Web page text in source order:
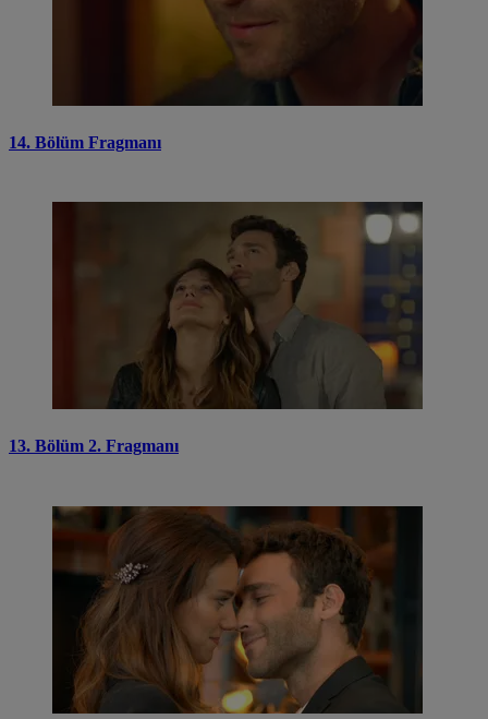
14. Bölüm Fragmanı
13. Bölüm 2. Fragmanı